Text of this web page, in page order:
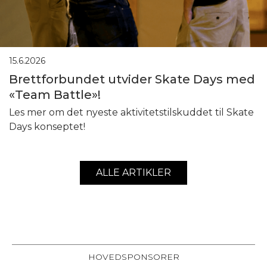
15.6.2026
Brettforbundet utvider Skate Days med
«Team Battle»!
Les mer om det nyeste aktivitetstilskuddet til Skate
Days konseptet!
ALLE ARTIKLER
HOVEDSPONSORER